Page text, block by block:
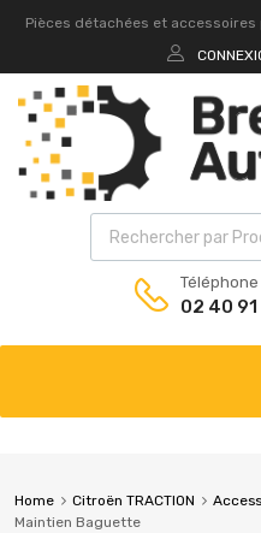
Pièces détachées et
Téléphone
02 40 91
Home Citroën TRACTION
Maintien Baguette